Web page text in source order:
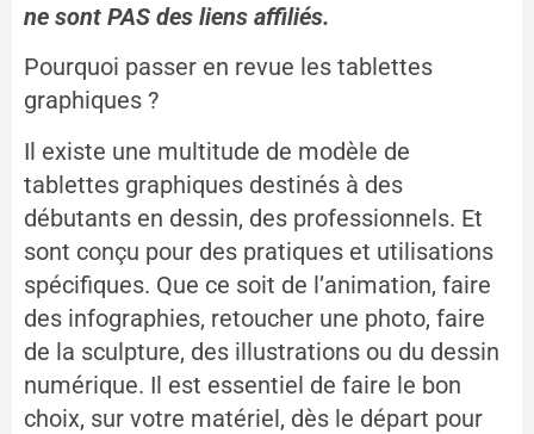
ne sont PAS des liens affiliés.
Pourquoi passer en revue les tablettes
graphiques ?
Il existe une multitude de modèle de
tablettes graphiques destinés à des
débutants en dessin, des professionnels. Et
sont conçu pour des pratiques et utilisations
spécifiques. Que ce soit de l’animation, faire
des infographies, retoucher une photo, faire
de la sculpture, des illustrations ou du dessin
numérique. Il est essentiel de faire le bon
choix, sur votre matériel, dès le départ pour